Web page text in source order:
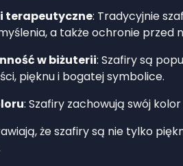
terapeutyczne: Tradycyjnie
a także ochronie przed
w biżuterii: Szafiry są
pięknu i bogatej symbolice.
: Szafiry zachowują swój
że szafiry są nie tylko